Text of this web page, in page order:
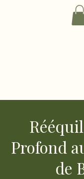
Profond
de